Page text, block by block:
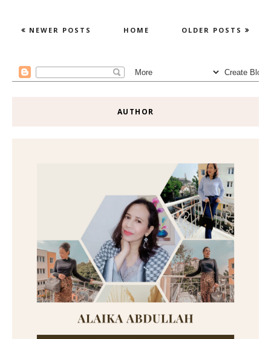
NEWER POSTS OLDER POSTS
HOME
AUTHOR